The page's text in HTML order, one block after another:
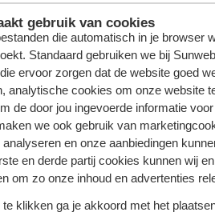
gebruik van cookies
die automatisch in je browser
Standaard gebruiken we bij
ervoor zorgen dat de website goed
analytische cookies om onze website
de door jou ingevoerde informatie
we ook gebruik van
en onze aanbiedingen
en derde partij cookies kunnen wij
om zo onze inhoud en advertenties
klikken ga je akkoord met het
ook van toepassing op kinderen.
gratis een kinderwagen inchecken.